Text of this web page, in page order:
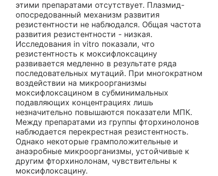
этими препаратами отсутствует. Плазмид-
опосредованный механизм развития
резистентности не наблюдался. Общая частота
развития резистентности - низкая.
Исследования in vitro показали, что
резистентность к моксифлоксацину
развивается медленно в результате ряда
последовательных мутаций. При многократном
воздействии на микроорганизмы
моксифлоксацином в субминимальных
подавляющих концентрациях лишь
незначительно повышаются показатели МПК.
Между препаратами из группы фторхинолонов
наблюдается перекрестная резистентность.
Однако некоторые грамположительные и
анаэробные микроорганизмы, устойчивые к
другим фторхинолонам, чувствительны к
моксифлоксацину.